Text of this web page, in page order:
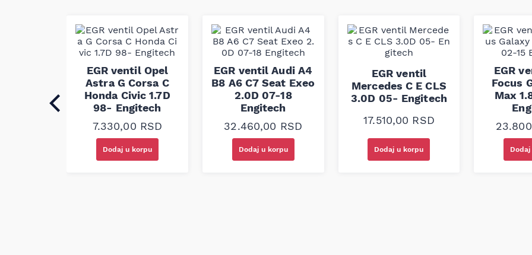
zadovolji fabričke zahteve za performanse i izdržljivost, i ispunjava
propisane standarde kvaliteta za ugradnju u vozila koja zahtevaju PK kaiš
dimenzija 8PK1850.
EGR ventil Opel
Astra G Corsa C
Honda Civic 1.7D
98- Engitech
7.330,00 RSD
Dodaj u korpu
EGR ventil Audi A4
B8 A6 C7 Seat Exeo
2.0D 07-18
Engitech
32.460,00 RSD
Dodaj u korpu
EGR ventil
Mercedes C E CLS
3.0D 05- Engitech
17.510,00 RSD
Dodaj u korpu
EGR
Focus
Max